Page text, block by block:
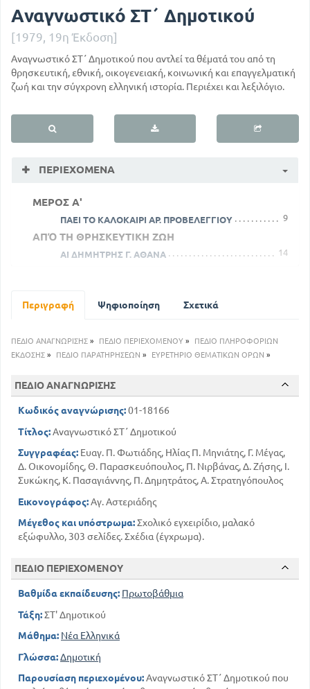
Αναγνωστικό ΣΤ΄ Δημοτικού
[1979, 19η Έκδοση]
Αναγνωστικό ΣΤ΄ Δημοτικού που αντλεί τα θέματά του από τη
θρησκευτική, εθνική, οικογενειακή, κοινωνική και επαγγελματική
ζωή και την σύγχρονη ελληνική ιστορία. Περιέχει και λεξιλόγιο.
ΠΕΡΙΕΧΌΜΕΝΑ
ΜΕΡΟΣ Α'
ΠΑΕΙ ΤΟ ΚΑΛΟΚΑΙΡΙ ΑΡ. ΠΡΟΒΕΛΕΓΓΙΟΥ 9
ΑΠΌ ΤΗ ΘΡΗΣΚΕΥΤΙΚΗ ΖΩΗ
ΑΙ ΔΗΜΗΤΡΗΣ Γ. ΑΘΑΝΑ
14
` ΑΠΌ ΤΗΝ ΕΘΝΙΚΗ ΖΩΗ ΚΑΙ ΙΣΤΟΡΙΑ
ΤΟ ΚΛΕΦΤΗ ΤΟ ΚΙΒΟΥΡΙ ΔΗΜΟΤΙΚΟ
ΤΟ ΣΟΥΛΙΩΤΟΠΟΥΛΟ Γ. ΒΛΑΧΟΓΙΑΝΝΗ
ΜΑΝΑ ΚΑΙ ΥΙΟΣ Ν. ΒΡΕΤΤΑΚΟΥ
127
ΑΠΌ ΤΗΝ ΟΙΚΟΓΕΝΕΙΑΚΗ ΖΩΗ ΚΑΙ ΤΗΝ
ΚΟΙΝΩΝΙΚΗ ΖΩΗ
ΤΟ ΣΠΙΤΙ ΜΑΣ Γ. ΣΤΡΑΤΗΓΗ
ΤΑ ΜΑΡΜΑΡΑ Κ. ΚΡΥΣΤΑΛΛΗ
161
ΤΟ ΔΑΣΟΣ Μ. ΜΑΛΑΚΑΣΗ
172
ΕΝΑΣ ΦΙΛΟΣ ΜΟΥ Μ. ΑΜΑΡΙΩΤΟΥ
190
ΑΠΌ ΤΙΣ ΑΣΧΟΛΙΕΣ ΤΩΝ ΕΛΛΗΝΩΝ ΚΑΙ ΑΠΌ ΤΗΝ
Ο ΤΡΥΓΟΣ ΗΛ. ΒΟΥΤΙΕΡΙΔΗ
ΣΤΑ ΨΗΛΩΜΑΤΑ ΤΟΥ ΧΕΛΜΟΥ
ΜΕΡΟΣ Α'
ΠΑΕΙ ΤΟ ΚΑΛΟΚΑΙΡΙ ΑΡ. ΠΡΟΒΕΛΕΓΓΙΟΥ
ΑΠΌ ΤΗ ΘΡΗΣΚΕΥΤΙΚΗ ΖΩΗ
ΑΙ ΔΗΜΗΤΡΗΣ Γ. ΑΘΑΝΑ
` ΑΠΌ ΤΗΝ ΕΘΝΙΚΗ ΖΩΗ ΚΑΙ ΙΣΤΟΡΙΑ
Περιγραφή Ψηφιοποίηση Σχετικά
ΠΕΔΙΟ ΑΝΑΓΝΩΡΙΣΗΣ » ΠΕΔΙΟ ΠΕΡΙΕΧΟΜΕΝΟΥ »
ΠΕΔΙΟ ΠΛΗΡΟΦΟΡΙΩΝ
ΕΚΔΟΣΗΣ » ΠΕΔΙΟ ΠΑΡΑΤΗΡΗΣΕΩΝ » ΕΥΡΕΤΗΡΙΟ ΘΕΜΑΤΙΚΩΝ ΟΡΩΝ »
ΠΕΔΙΟ ΑΝΑΓΝΩΡΙΣΗΣ
Κωδικός αναγνώρισης:01-18166
Τίτλος:Αναγνωστικό ΣΤ΄ Δημοτικού
Συγγραφέας: Ευαγ. Π. Φωτιάδης, Ηλίας Π. Μηνιάτης, Γ. Μέγας,
Δ. Οικονομίδης, Θ. Παρασκευόπουλος, Π. Νιρβάνας, Δ. Ζήσης, Ι.
Συκώκης, Κ. Πασαγιάννης, Π. Δημητράτος, Α. Στρατηγόπουλος
Εικονογράφος:Αγ. Αστεριάδης
Μέγεθος και υπόστρωμα:Σχολικό εγχειρίδιο, μαλακό
εξώφυλλο, 303 σελίδες. Σχέδια (έγχρωμα).
ΠΕΔΙΟ ΠΕΡΙΕΧΟΜΕΝΟΥ
Βαθμίδα εκπαίδευσης: Πρωτοβάθμια
Τάξη:ΣΤ' Δημοτικού
Μάθημα: Νέα Ελληνικά
Γλώσσα:Δημοτική
Παρουσίαση περιεχομένου:Αναγνωστικό ΣΤ΄ Δημοτικού που